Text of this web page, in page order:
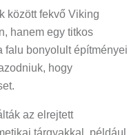
között fekvő Viking
hanem egy titkos
falu bonyolult építményei
hogy
az elrejtett
tárgyakkal, például